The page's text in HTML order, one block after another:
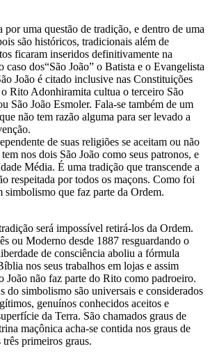
por uma questão de tradição, e dentro de uma
são históricos, tradicionais além de
ficaram inseridos definitivamente na
caso dos“São João” o Batista e o Evangelista
João é citado inclusive nas Constituições
Rito Adonhiramita cultua o terceiro São
São João Esmoler. Fala-se também de um
não tem razão alguma para ser levado a
de suas religiões se aceitam ou não
nos dois São João como seus patronos, e
Média. É uma tradição que transcende a
respeitada por todos os maçons. Como foi
simbolismo que faz parte da Ordem.
será impossível retirá-los da Ordem.
ou Moderno desde 1887 resguardando o
de consciência aboliu a fórmula
nos seus trabalhos em lojas e assim
João não faz parte do Rito como padroeiro.
do simbolismo são universais e considerados
genuínos conhecidos aceitos e
da Terra. São chamados graus de
maçônica acha-se contida nos graus de
três primeiros graus.